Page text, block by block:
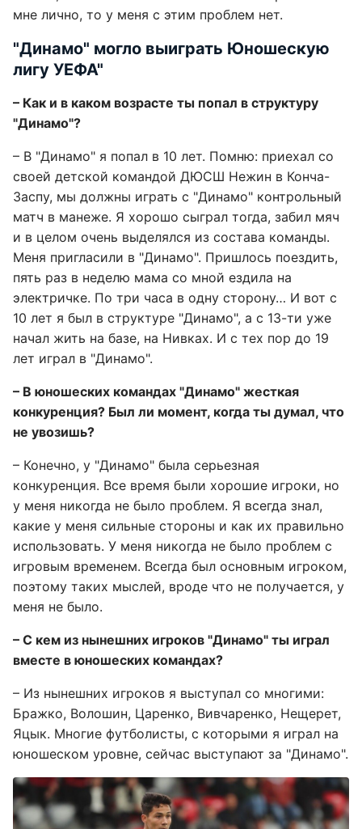
мне лично, то у меня с этим проблем нет.
"Динамо" могло выиграть Юношескую
лигу УЕФА"
– Как и в каком возрасте ты попал в структуру
"Динамо"?
– В "Динамо" я попал в 10 лет. Помню: приехал со
своей детской командой ДЮСШ Нежин в Конча-
Заспу, мы должны играть с "Динамо" контрольный
матч в манеже. Я хорошо сыграл тогда, забил мяч
и в целом очень выделялся из состава команды.
Меня пригласили в "Динамо". Пришлось поездить,
пять раз в неделю мама со мной ездила на
электричке. По три часа в одну сторону… И вот с
10 лет я был в структуре "Динамо", а с 13-ти уже
начал жить на базе, на Нивках. И с тех пор до 19
лет играл в "Динамо".
– В юношеских командах "Динамо" жесткая
конкуренция? Был ли момент, когда ты думал, что
не увозишь?
– Конечно, у "Динамо" была серьезная
конкуренция. Все время были хорошие игроки, но
у меня никогда не было проблем. Я всегда знал,
какие у меня сильные стороны и как их правильно
использовать. У меня никогда не было проблем с
игровым временем. Всегда был основным игроком,
поэтому таких мыслей, вроде что не получается, у
меня не было.
– С кем из нынешних игроков "Динамо" ты играл
вместе в юношеских командах?
– Из нынешних игроков я выступал со многими:
Бражко, Волошин, Царенко, Вивчаренко, Нещерет,
Яцык. Многие футболисты, с которыми я играл на
юношеском уровне, сейчас выступают за "Динамо".